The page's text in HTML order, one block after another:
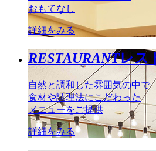
おもてなし
詳細をみる
RESTAURANTレス
自然と調和した雰囲気の中で
食材や調理法にこだわった
メニューをご提供
詳細をみる